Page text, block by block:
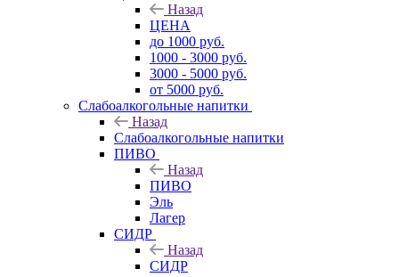
Назад
ЦЕНА
до 1000 руб.
1000 - 3000 руб.
3000 - 5000 руб.
от 5000 руб.
Слабоалкогольные напитки
Назад
Слабоалкогольные напитки
ПИВО
Назад
ПИВО
Эль
Лагер
СИДР
Назад
СИДР